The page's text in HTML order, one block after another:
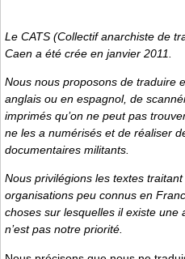
Le CATS (Collectif anarchiste de
Caen a été crée en janvier 2011.
Nous nous proposons de traduire
anglais ou en espagnol, de
imprimés qu’on ne peut pas
ne les a numérisés et de réaliser
documentaires militants.
Nous privilégions les textes
organisations peu connus en
choses sur lesquelles il existe
n’est pas notre priorité.